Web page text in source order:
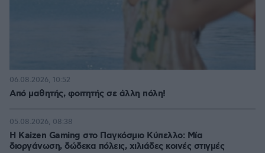
Από μαθητής, φοιτητής σε άλλη πόλη!
06.08.2026, 10:52
H Kaizen Gaming στο Παγκόσμιο Kύπελλο: Μία
διοργάνωση, δώδεκα πόλεις, χιλιάδες κοινές στιγμές
05.08.2026, 08:38